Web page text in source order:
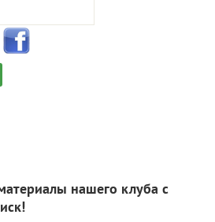
нашего клуба с